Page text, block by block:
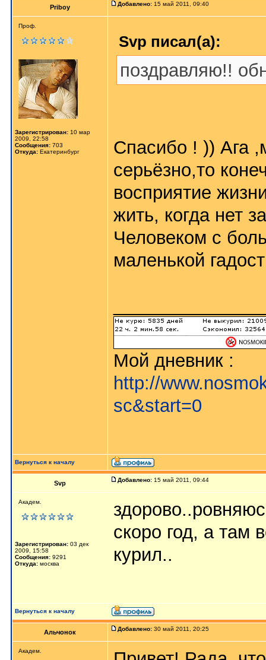
Priboy Добавлено: 15 май 2011, 09:40
Проф.
Зарегистрирован: 10 мар
2009, 22:58
Сообщения: 703
Откуда: Екатеринбург
Svp писал(а):
поздравляю!!
Спасибо ! )) Ага
серьёзно,то
восприятие
жить, когда нет
Человеком с
маленькой
Мой дневник :
http://
sc&start=0
Вернуться к началу
Svp Добавлено: 15 май 2011, 09:44
Академ.
Зарегистрирован: 03 дек
2009, 15:58
Сообщения: 9291
Откуда: москва
скоро год, а там
курил..
Вернуться к началу
Альчонок Добавлено: 30 май 2011, 20:25
Академ.